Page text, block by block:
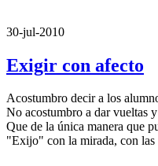
30-jul-2010
Exigir con afecto
Acostumbro decir a los
No acostumbro a dar vueltas
Que de la única manera que
"Exijo" con la mirada, con las